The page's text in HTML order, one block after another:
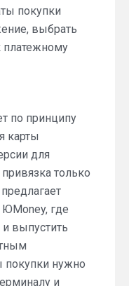
покупки
выбрать
платежному
по принципу
карты
для
только
где
выпустить
покупки нужно
и